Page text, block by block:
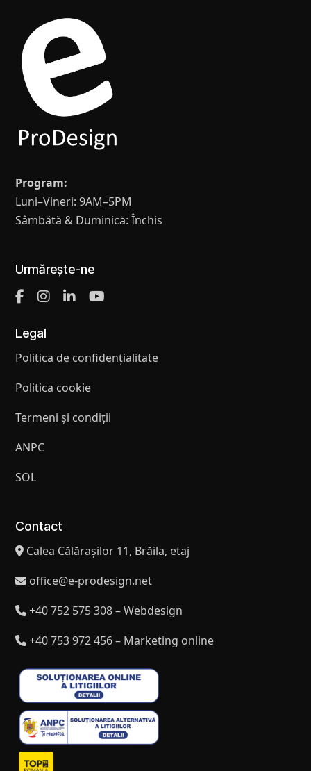
Program:
Luni–Vineri: 9AM–5PM
Sâmbătă & Duminică: Închis
Urmărește-ne
Legal
Politica de confidențialitate
Politica cookie
Termeni și condiții
ANPC
SOL
Contact
Calea Călărașilor 11, Brăila, etaj
office@e-prodesign.net
+40 752 575 308 – Webdesign
+40 753 972 456 – Marketing online